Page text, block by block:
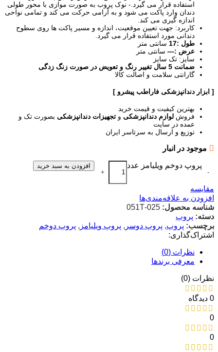
استفاده قرار می گیرد.- نوک پروب به صورت موازی با محور طولی
دندان وارد پاکت می شود و به آرامی حرکت می کند و تمامی نواحی
اندازه گیری می کند.
کاربرد: جهت تعیین موقعیت، اندازه و مسیر پاکت ها روی سطوح
دندانی مورد استفاده قرار می گیرد.
طول :17
سانتی متر
عرض :— سانتی متر
سایز: تک سایز
ضمانت 5 سال تغییر رنگ و تعویض در صورت زنگ زدگی
گارانتی سلامت و اصالت کالا
[ ابزار دندانپزشکی فاراطب پیشرو ]
بهترین کیفیت و قیمت خرید
فروش لوازم دندانپزشکی و تجهیزات دندانپزشکی بصورت تک و
عمده در سایت
توزیع و ارسال به سرتاسر ایران
موجود در انبار
-
پروپ دوخم ویلیامز عدد
+
افزودن به سبد خرید
مقایسه
افزودن به علاقه‌مندی‌ها
شناسه محصول: 025-051T
دسته: پروپ
برچسب: پروپ, پروپ دوسر , پروپ ویلیامز , پروپ دوخم
اشتراک‌گذاری:
نظرات (0)
معرفی برند‌ها
نظرات (0)
0 دیدگاه
0
0